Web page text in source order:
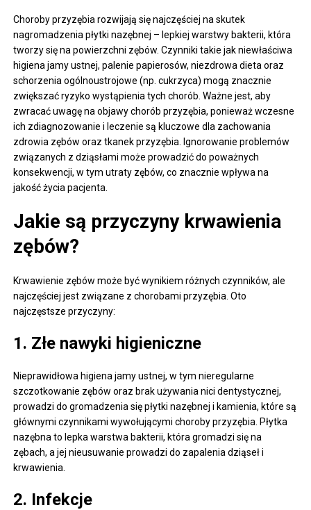
Choroby przyzębia rozwijają się najczęściej na skutek
nagromadzenia płytki nazębnej – lepkiej warstwy bakterii, która
tworzy się na powierzchni zębów. Czynniki takie jak niewłaściwa
higiena jamy ustnej, palenie papierosów, niezdrowa dieta oraz
schorzenia ogólnoustrojowe (np. cukrzyca) mogą znacznie
zwiększać ryzyko wystąpienia tych chorób. Ważne jest, aby
zwracać uwagę na objawy chorób przyzębia, ponieważ wczesne
ich zdiagnozowanie i leczenie są kluczowe dla zachowania
zdrowia zębów oraz tkanek przyzębia. Ignorowanie problemów
związanych z dziąsłami może prowadzić do poważnych
konsekwencji, w tym utraty zębów, co znacznie wpływa na
jakość życia pacjenta.
Jakie są przyczyny krwawienia
zębów?
Krwawienie zębów może być wynikiem różnych czynników, ale
najczęściej jest związane z chorobami przyzębia. Oto
najczęstsze przyczyny:
1. Złe nawyki higieniczne
Nieprawidłowa higiena jamy ustnej, w tym nieregularne
szczotkowanie zębów oraz brak używania nici dentystycznej,
prowadzi do gromadzenia się płytki nazębnej i kamienia, które są
głównymi czynnikami wywołującymi choroby przyzębia. Płytka
nazębna to lepka warstwa bakterii, która gromadzi się na
zębach, a jej nieusuwanie prowadzi do zapalenia dziąseł i
krwawienia.
2. Infekcje